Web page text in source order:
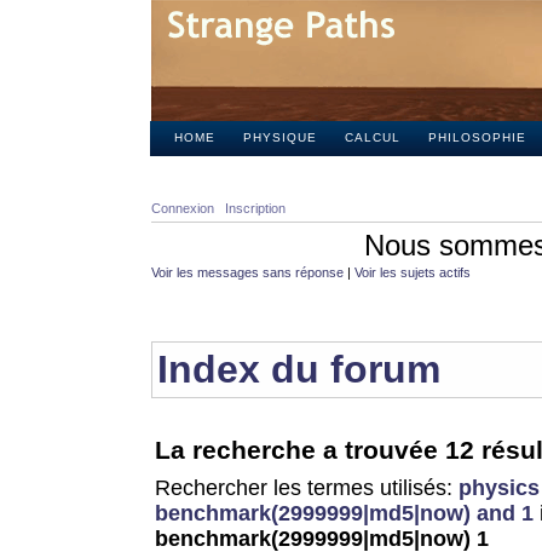
HOME PHYSIQUE CALCUL PHILOSOPHIE
Connexion Inscription
Nous
Voir les messages sans réponse | Voir les sujets actifs
Index du forum
La recherche a trouvée 12
Rechercher les termes utilisés:
benchmark(2999999|md5|now) and 1
benchmark(2999999|md5|now) 1